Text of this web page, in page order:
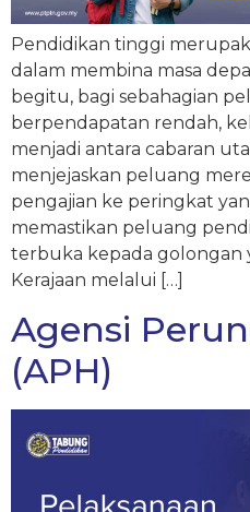
Pendidikan tinggi
dalam membina masa
begitu, bagi sebahagian
berpendapatan rendah,
menjadi antara cabaran
menjejaskan peluang
pengajian ke peringkat
memastikan peluang
terbuka kepada golongan
Kerajaan melalui […]
Agensi
(APH)